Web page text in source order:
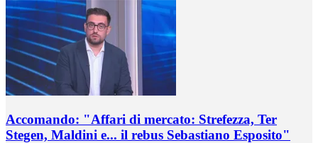
Accomando: "Affari di mercato: Strefezza, Ter
Stegen, Maldini e... il rebus Sebastiano Esposito"